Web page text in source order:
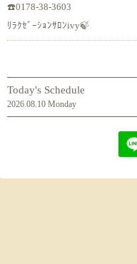
☎️0178-38-3603
ﾘﾗｸｾﾞｰｼｮﾝｻﾛﾝivy🍃
Today's Schedule
2026.08.10 Monday